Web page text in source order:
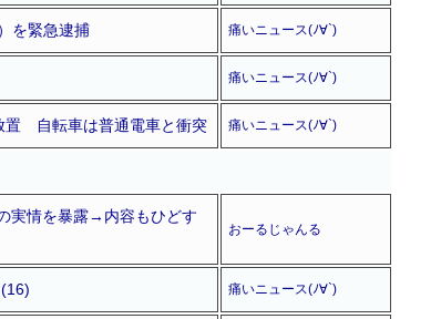
を緊急逮捕 痛いニュース(ﾉ∀`)
痛いニュース(ﾉ∀`)
置 自転車は普通電車と衝突 痛いニュース(ﾉ∀`)
実情を暴露→内容もひどす
おーるじゃんる
痛いニュース(ﾉ∀`)